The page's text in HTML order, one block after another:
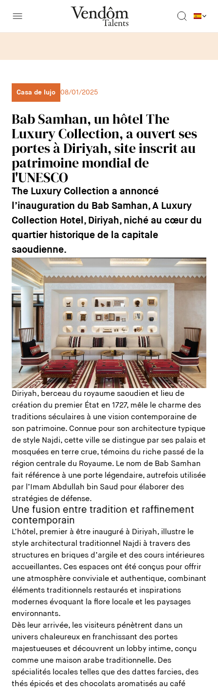
Casa de lujo 08/01/2025
Bab Samhan, un hôtel The
Luxury Collection, a ouvert ses
portes à Diriyah, site inscrit au
patrimoine mondial de
l'UNESCO
The Luxury Collection a annoncé
l’inauguration du Bab Samhan, A Luxury
Collection Hotel, Diriyah, niché au cœur du
quartier historique de la capitale
saoudienne.
Diriyah, berceau du royaume saoudien et lieu de
création du premier État en 1727, mêle le charme des
traditions séculaires à une vision contemporaine de
son patrimoine. Connue pour son architecture typique
de style Najdi, cette ville se distingue par ses palais et
mosquées en terre crue, témoins du riche passé de la
région centrale du Royaume. Le nom de Bab Samhan
fait référence à une porte légendaire, autrefois utilisée
par l’Imam Abdullah bin Saud pour élaborer des
stratégies de défense.
Une fusion entre tradition et raffinement
contemporain
L’hôtel, premier à être inauguré à Diriyah, illustre le
style architectural traditionnel Najdi à travers des
structures en briques d’argile et des cours intérieures
accueillantes. Ces espaces ont été conçus pour offrir
une atmosphère conviviale et authentique, combinant
éléments traditionnels restaurés et inspirations
modernes évoquant la flore locale et les paysages
environnants.
Dès leur arrivée, les visiteurs pénètrent dans un
univers chaleureux en franchissant des portes
majestueuses et découvrent un lobby intime, conçu
comme une maison arabe traditionnelle. Des
spécialités locales telles que des dattes farcies, des
thés épicés et des chocolats aromatisés au café